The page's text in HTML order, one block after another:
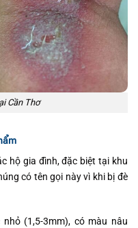
Cần Thơ
hộ gia đình, đặc biệt tại khu
có tên gọi này vì khi bị đè
nhỏ (1,5-3mm), có màu nâu